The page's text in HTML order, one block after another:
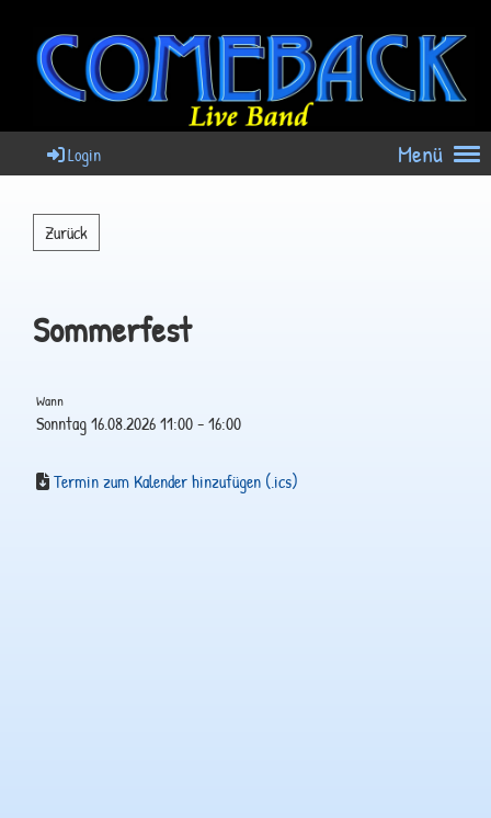
Menü
Login
Zurück
Sommerfest
Wann
Sonntag 16.08.2026 11:00 - 16:00
Termin zum Kalender hinzufügen (.ics)